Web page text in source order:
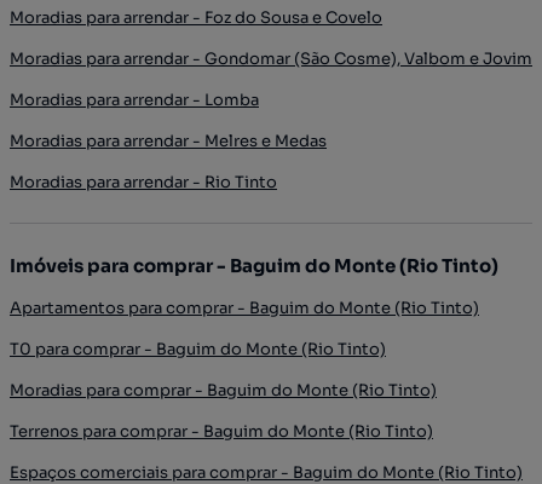
Moradias para arrendar - Foz do Sousa e Covelo
Moradias para arrendar - Gondomar (São Cosme), Valbom e Jovim
Moradias para arrendar - Lomba
Moradias para arrendar - Melres e Medas
Moradias para arrendar - Rio Tinto
Imóveis para comprar - Baguim do Monte (Rio Tinto)
Apartamentos para comprar - Baguim do Monte (Rio Tinto)
T0 para comprar - Baguim do Monte (Rio Tinto)
Moradias para comprar - Baguim do Monte (Rio Tinto)
Terrenos para comprar - Baguim do Monte (Rio Tinto)
Espaços comerciais para comprar - Baguim do Monte (Rio Tinto)